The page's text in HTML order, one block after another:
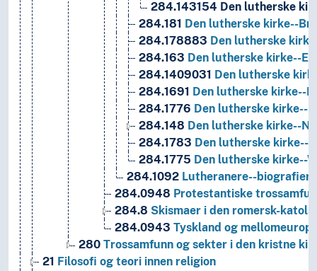
284.143154 Den lutherske
284.181 Den lutherske kirke--
284.178883 Den lutherske
284.163 Den lutherske kirke--
284.1409031 Den lutherske
284.1691 Den lutherske kirke--
284.1776 Den lutherske kirke--
284.148 Den lutherske kirke--
284.1783 Den lutherske kirke--
284.1775 Den lutherske kirke--
284.1092 Lutheranere--
284.0948 Protestantiske
284.8 Skismaer i den romersk-
284.0943 Tyskland og
280 Trossamfunn og sekter i den kristne
21 Filosofi og teori innen religion